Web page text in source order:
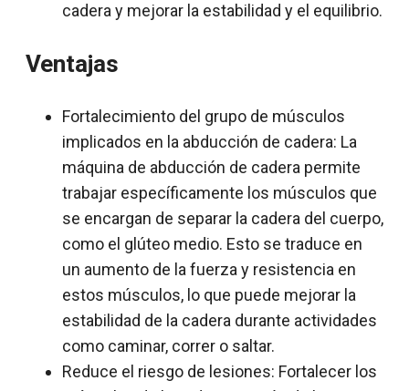
cadera y mejorar la estabilidad y el equilibrio.
Ventajas
Fortalecimiento del grupo de músculos
implicados en la abducción de cadera: La
máquina de abducción de cadera permite
trabajar específicamente los músculos que
se encargan de separar la cadera del cuerpo,
como el glúteo medio. Esto se traduce en
un aumento de la fuerza y resistencia en
estos músculos, lo que puede mejorar la
estabilidad de la cadera durante actividades
como caminar, correr o saltar.
Reduce el riesgo de lesiones: Fortalecer los